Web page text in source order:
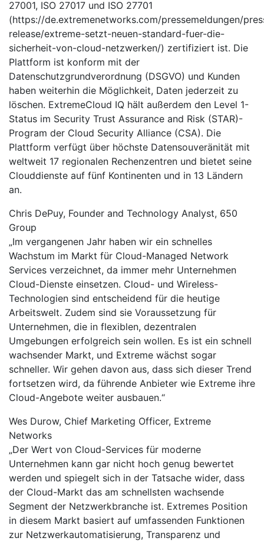
27001, ISO 27017 und ISO 27701
(https://de.extremenetworks.com/pressemeldungen/
release/extreme-setzt-neuen-standard-fuer-die-
sicherheit-von-cloud-netzwerken/) zertifiziert ist. Die
Plattform ist konform mit der
Datenschutzgrundverordnung (DSGVO) und Kunden
haben weiterhin die Möglichkeit, Daten jederzeit zu
löschen. ExtremeCloud IQ hält außerdem den Level 1-
Status im Security Trust Assurance and Risk (STAR)-
Program der Cloud Security Alliance (CSA). Die
Plattform verfügt über höchste Datensouveränität mit
weltweit 17 regionalen Rechenzentren und bietet seine
Clouddienste auf fünf Kontinenten und in 13 Ländern
an.
Chris DePuy, Founder and Technology Analyst, 650
Group
„Im vergangenen Jahr haben wir ein schnelles
Wachstum im Markt für Cloud-Managed Network
Services verzeichnet, da immer mehr Unternehmen
Cloud-Dienste einsetzen. Cloud- und Wireless-
Technologien sind entscheidend für die heutige
Arbeitswelt. Zudem sind sie Voraussetzung für
Unternehmen, die in flexiblen, dezentralen
Umgebungen erfolgreich sein wollen. Es ist ein schnell
wachsender Markt, und Extreme wächst sogar
schneller. Wir gehen davon aus, dass sich dieser Trend
fortsetzen wird, da führende Anbieter wie Extreme ihre
Cloud-Angebote weiter ausbauen.“
Wes Durow, Chief Marketing Officer, Extreme
Networks
„Der Wert von Cloud-Services für moderne
Unternehmen kann gar nicht hoch genug bewertet
werden und spiegelt sich in der Tatsache wider, dass
der Cloud-Markt das am schnellsten wachsende
Segment der Netzwerkbranche ist. Extremes Position
in diesem Markt basiert auf umfassenden Funktionen
zur Netzwerkautomatisierung, Transparenz und